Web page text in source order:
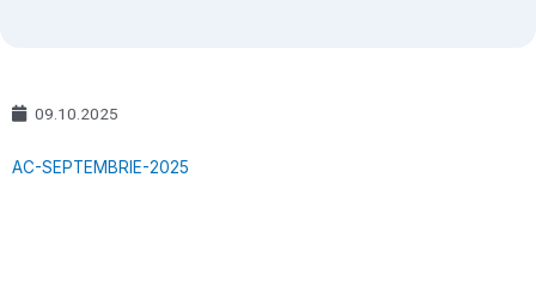
09.10.2025
AC-SEPTEMBRIE-2025